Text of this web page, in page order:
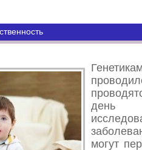
день
могут